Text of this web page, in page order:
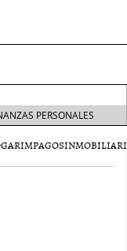
PERSONALES
IMPAGOSINMOBILIARIA